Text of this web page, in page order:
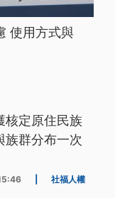
使用方式與
核定原住民族
族群分布一次
社福人權